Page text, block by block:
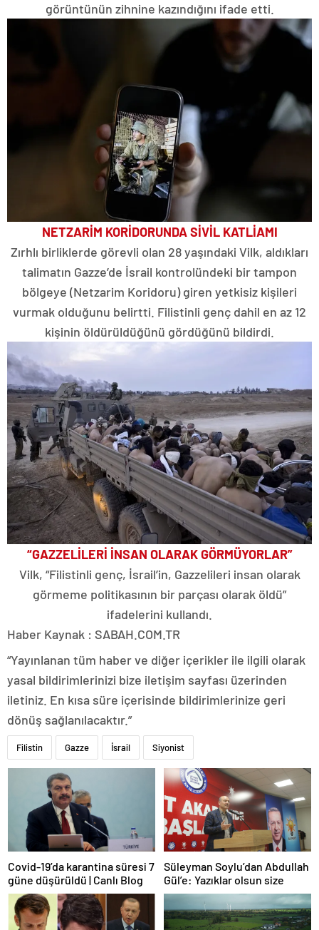
görüntünün zihnine kazındığını ifade etti.
NETZARİM KORİDORUNDA SİVİL KATLİAMI
Zırhlı birliklerde görevli olan 28 yaşındaki Vilk, aldıkları
talimatın Gazze’de İsrail kontrolündeki bir tampon
bölgeye (Netzarim Koridoru) giren yetkisiz kişileri
vurmak olduğunu belirtti. Filistinli genç dahil en az 12
kişinin öldürüldüğünü gördüğünü bildirdi.
“GAZZELİLERİ İNSAN OLARAK GÖRMÜYORLAR”
Vilk, “Filistinli genç, İsrail’in, Gazzelileri insan olarak
görmeme politikasının bir parçası olarak öldü”
ifadelerini kullandı.
Haber Kaynak : SABAH.COM.TR
“Yayınlanan tüm haber ve diğer içerikler ile ilgili olarak
yasal bildirimlerinizi bize iletişim sayfası üzerinden
iletiniz. En kısa süre içerisinde bildirimlerinize geri
dönüş sağlanılacaktır.”
Filistin Gazze İsrail Siyonist
Covid-19’da karantina süresi 7
güne düşürüldü | Canlı Blog
Süleyman Soylu’dan Abdullah
Gül’e: Yazıklar olsun size